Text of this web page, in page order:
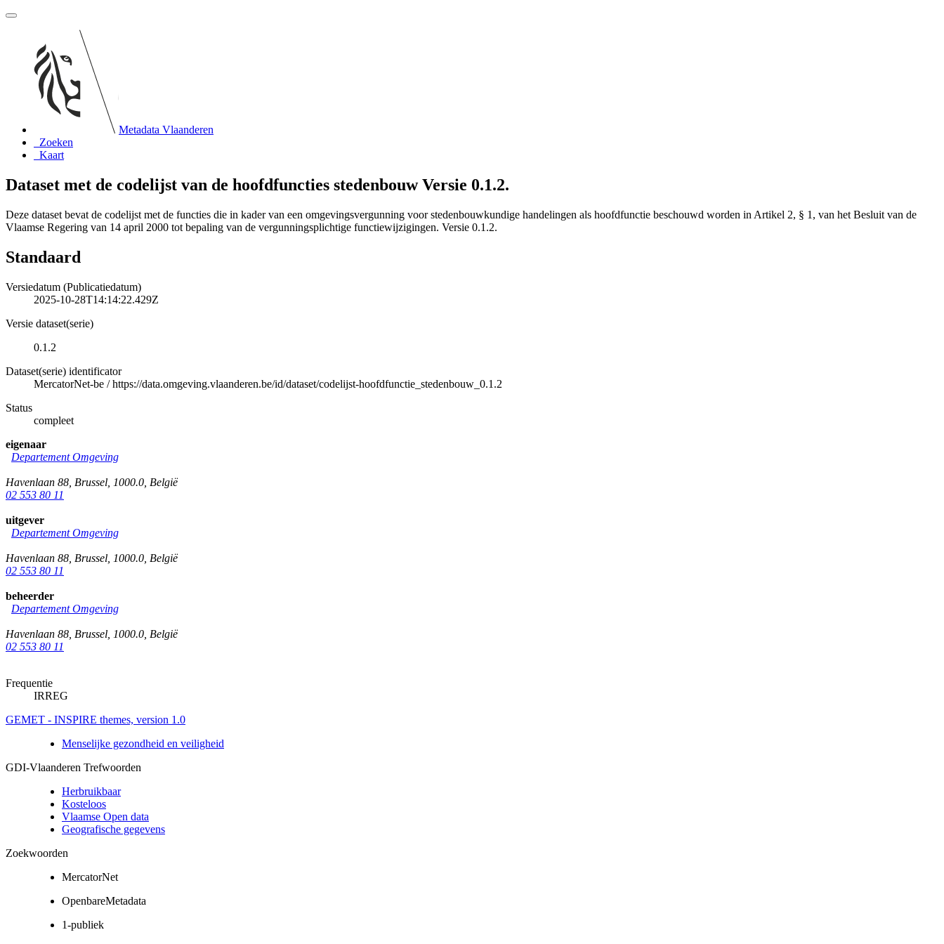
Metadata Vlaanderen
Zoeken
Kaart
Dataset met de codelijst van de hoofdfuncties stedenbouw Versie 0.1.2.
Deze dataset bevat de codelijst met de functies die in kader van een omgevingsvergunning voor stedenbouwkundige handelingen als hoofdfunctie beschouwd worden in Artikel 2, § 1, van het Besluit van de
Vlaamse Regering van 14 april 2000 tot bepaling van de vergunningsplichtige functiewijzigingen. Versie 0.1.2.
Standaard
Versiedatum (Publicatiedatum)
2025-10-28T14:14:22.429Z
Versie dataset(serie)
0.1.2
Dataset(serie) identificator
MercatorNet-be /https://data.omgeving.vlaanderen.be/id/dataset/codelijst-hoofdfunctie_stedenbouw_0.1.2
Status
compleet
eigenaar
Departement Omgeving
Havenlaan 88 Brussel 1000.0 België
02 553 80 11
uitgever
Departement Omgeving
Havenlaan 88 Brussel 1000.0 België
02 553 80 11
beheerder
Departement Omgeving
Havenlaan 88 Brussel 1000.0 België
02 553 80 11
Frequentie
IRREG
GEMET - INSPIRE themes, version 1.0
Menselijke gezondheid en veiligheid
GDI-Vlaanderen Trefwoorden
Herbruikbaar
Kosteloos
Vlaamse Open data
Geografische gegevens
Zoekwoorden
MercatorNet
OpenbareMetadata
1-publiek